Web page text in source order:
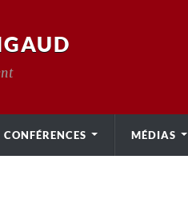
CONFÉRENCES MÉDIAS